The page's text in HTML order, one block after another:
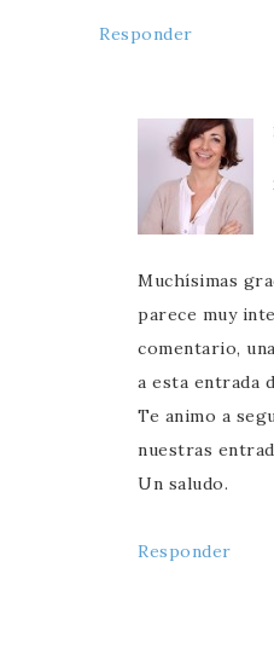
Responder
Muchísimas
parece muy
comentario,
a esta entrada
Te animo a
nuestras
Un saludo.
Responder